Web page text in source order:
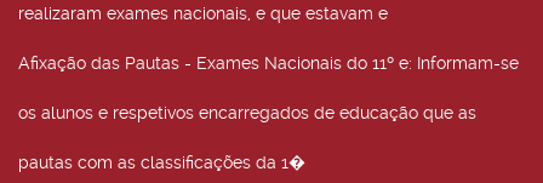
realizaram exames nacionais, e que estavam e
Afixação das Pautas - Exames Nacionais do 11º e: Informam-se
os alunos e respetivos encarregados de educação que as
pautas com as classificações da 1�